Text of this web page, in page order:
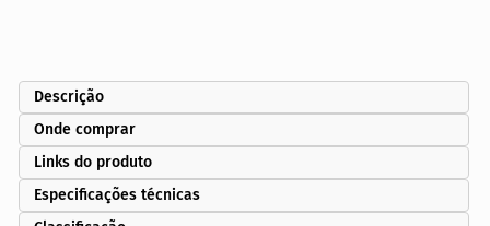
Descrição
Onde comprar
Links do produto
Especificações técnicas